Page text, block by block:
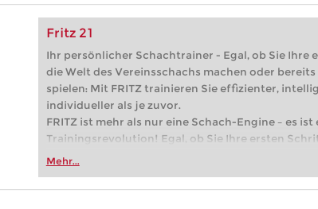
Fritz 21
Ihr persönlicher Schachtrainer - Egal, ob Sie Ihre
die Welt des Vereinsschachs machen oder
spielen: Mit FRITZ trainieren Sie effizienter,
individueller als je zuvor.
FRITZ ist mehr als nur eine Schach-Engine – es ist
Trainingsrevolution! Egal, ob Sie Ihre ersten
Vereinsschachs machen oder bereits auf
zuvor.
Mehr...